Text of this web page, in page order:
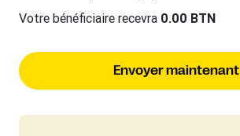
Votre bénéficiaire recevra 0.00 BTN
Envoyer maintenant